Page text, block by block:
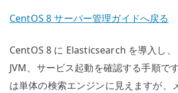
CentOS 8 サーバー管理ガイドへ戻る
CentOS 8 に Elasticsearch を導入し、
JVM、サービス起動を確認する手順で
は単体の検索エンジンに見えますが、